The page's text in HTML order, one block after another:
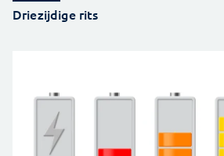
Driezijdige rits